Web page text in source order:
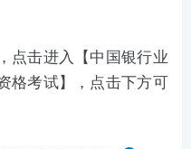
点击进入【 中国银行业
格考试】 ， 点击下方可